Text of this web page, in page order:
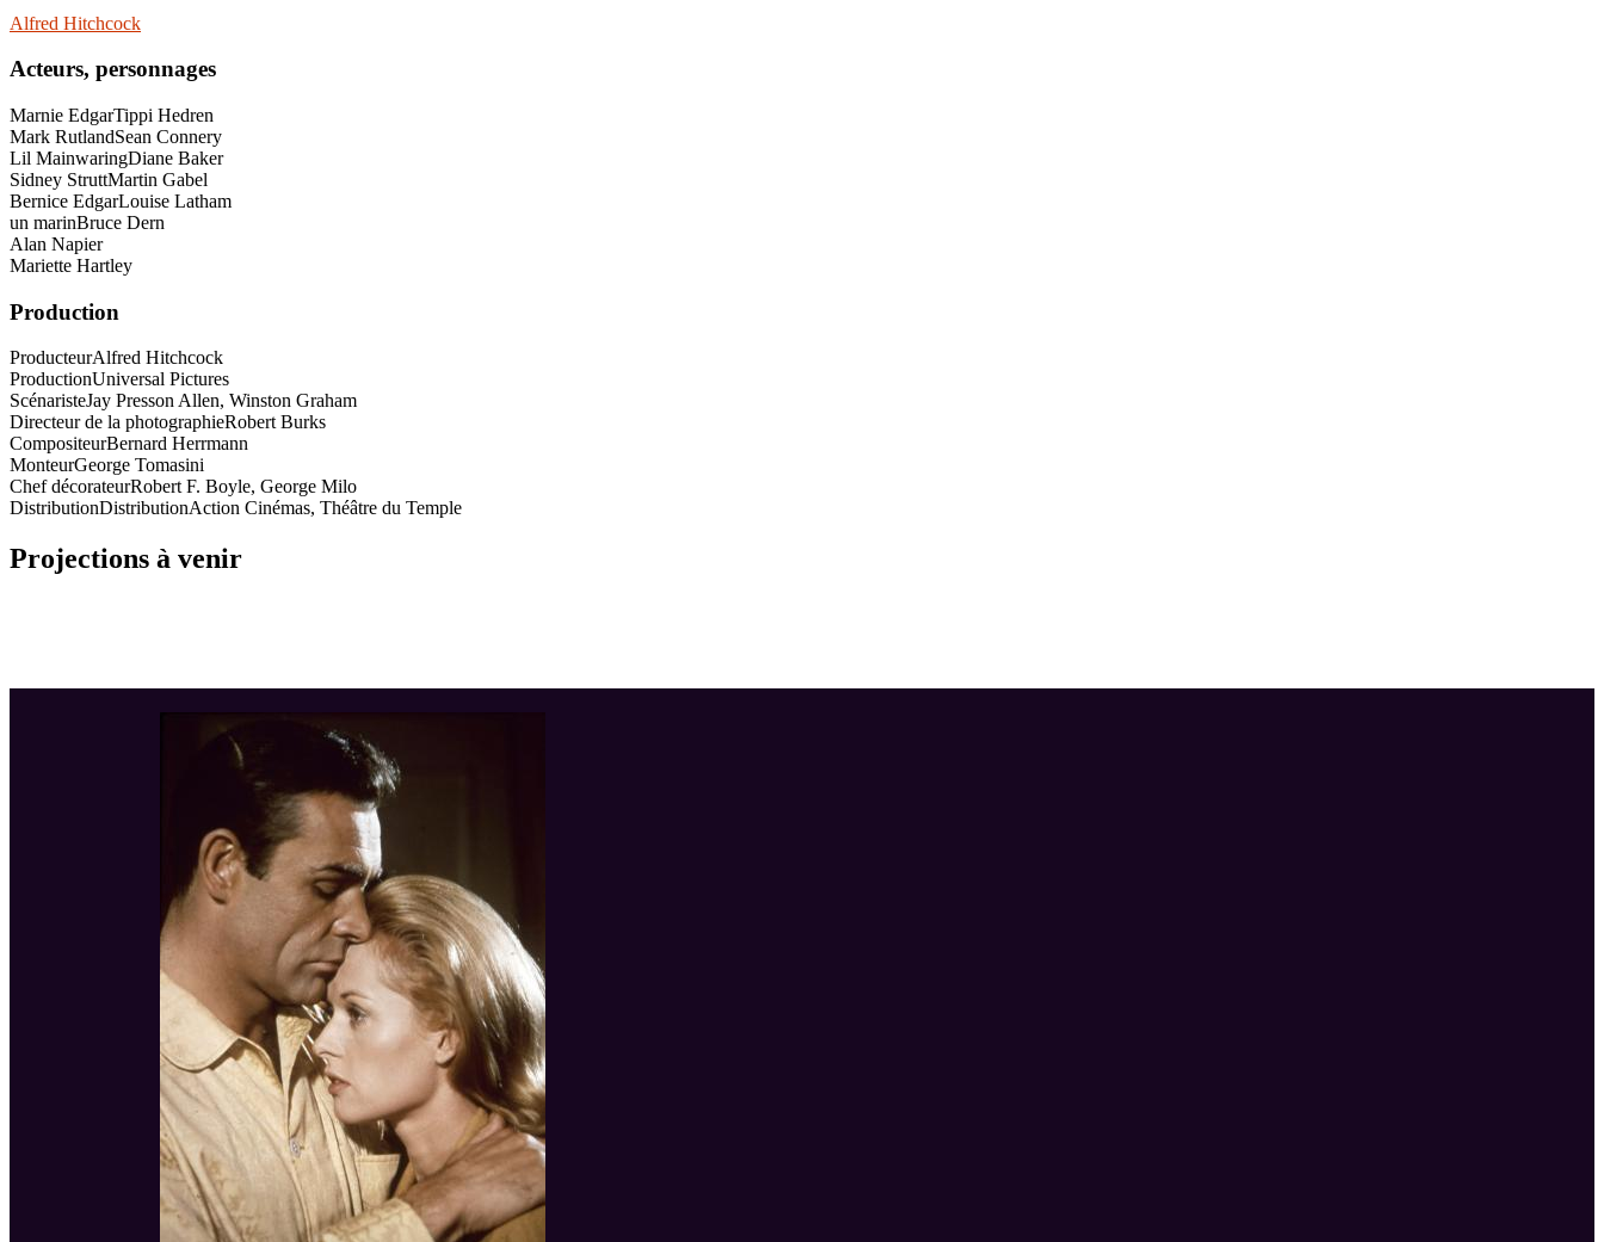
Alfred Hitchcock
Acteurs, personnages
Marnie EdgarTippi Hedren
Mark RutlandSean Connery
Lil MainwaringDiane Baker
Sidney StruttMartin Gabel
Bernice EdgarLouise Latham
un marinBruce Dern
Alan Napier
Mariette Hartley
Production
ProducteurAlfred Hitchcock
ProductionUniversal Pictures
ScénaristeJay Presson Allen, Winston Graham
Directeur de la photographieRobert Burks
CompositeurBernard Herrmann
MonteurGeorge Tomasini
Chef décorateurRobert F. Boyle, George Milo
DistributionDistributionAction Cinémas, Théâtre du Temple
Projections à venir